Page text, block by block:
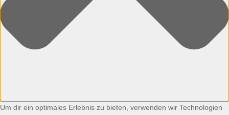
Um dir ein optimales Erlebnis zu bieten, verwenden wir Technologien